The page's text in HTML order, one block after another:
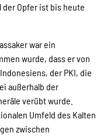
Opfer ist bis heute
war ein
wurde, dass er von
der PKI, die
außerhalb der
verübt wurde.
Umfeld des Kalten
zwischen